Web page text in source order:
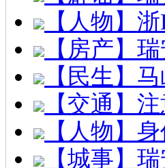
【人物】
【房产】
【民生】
【交通】
【人物】
【城事】